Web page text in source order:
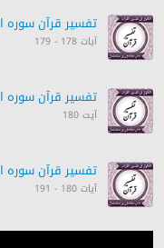
تفسیر قرآن سورہ ‎الأعراف‎
آیات 178 - 179
تفسیر قرآن سورہ ‎الأعراف‎
آیت 180
تفسیر قرآن سورہ ‎الأعراف‎
آیات 180 - 191